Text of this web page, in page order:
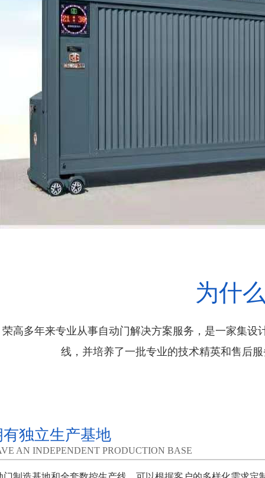
为什
荣高多年来专业从事自动门解决方案服务，是一家集
线，并培养了一批专业的技术精英和售后
有独立生产基地
AN INDEPENDENT PRODUCTION BASE